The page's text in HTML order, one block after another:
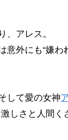
、アレス。
外にも“嫌わ
して愛の女神
しさと人間く